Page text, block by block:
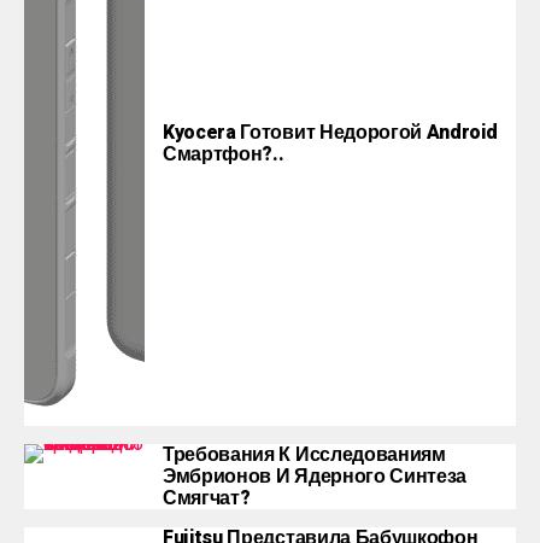
Kyocera Готовит Недорогой Android
Смартфон?..
Требования К Исследованиям
Эмбрионов И Ядерного Синтеза
Смягчат?